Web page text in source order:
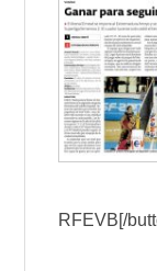
RFEVB[/